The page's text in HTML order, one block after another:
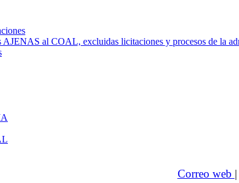
AJENAS al COAL, excluidas licitaciones y procesos de la
Correo web |